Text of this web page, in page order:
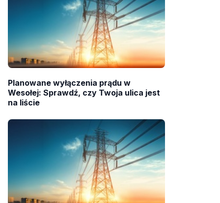
Planowane wyłączenia prądu w
Wesołej: Sprawdź, czy Twoja ulica jest
na liście